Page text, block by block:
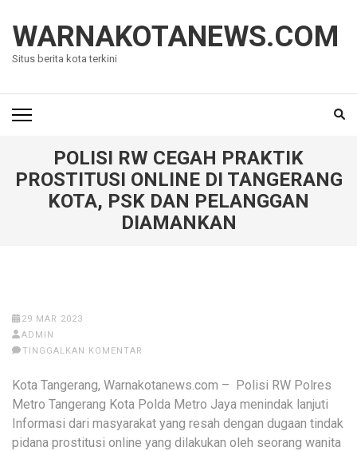
konten
(Tekan
WARNAKOTANEWS.COM
Situs berita kota terkini
POLISI RW CEGAH PRAKTIK
PROSTITUSI ONLINE DI TANGERANG
KOTA, PSK DAN PELANGGAN
DIAMANKAN
29 MAR 2023
ADMIN
TINGGALKAN KOMENTAR
Kota Tangerang, Warnakotanews.com – Polisi RW Polres
Metro Tangerang Kota Polda Metro Jaya menindak lanjuti
Informasi dari masyarakat yang resah dengan dugaan tindak
pidana prostitusi online yang dilakukan oleh seorang wanita